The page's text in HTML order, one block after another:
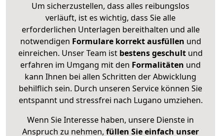
Um sicherzustellen, dass alles reibungslos
verläuft, ist es wichtig, dass Sie alle
erforderlichen Unterlagen bereithalten und alle
notwendigen Formulare korrekt ausfüllen und
einreichen. Unser Team ist bestens geschult und
erfahren im Umgang mit den Formalitäten und
kann Ihnen bei allen Schritten der Abwicklung
behilflich sein. Durch unseren Service können Sie
entspannt und stressfrei nach Lugano umziehen.
Wenn Sie Interesse haben, unsere Dienste in
Anspruch zu nehmen, füllen Sie einfach unser